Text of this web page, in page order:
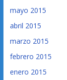
mayo 2015
abril 2015
marzo 2015
febrero 2015
enero 2015